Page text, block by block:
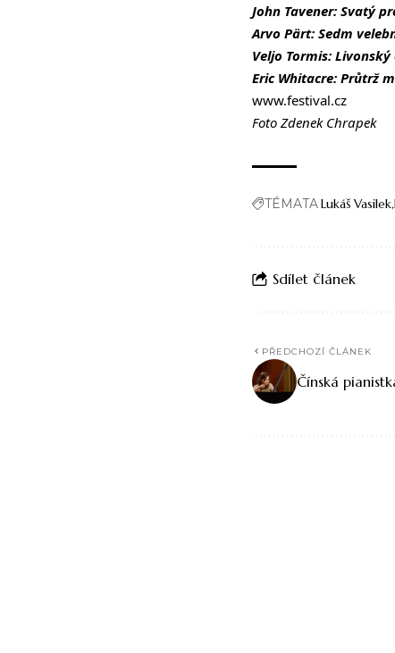
John Tavener: Svatý
Arvo Pärt: Sedm
Veljo Tormis:
Eric Whitacre: Průtrž
www.festival.cz
Foto Zdenek Chrapek
TÉMATALukáš Vasilek
Sdílet článek
PŘEDCHOZÍ ČLÁNEK
Čínská